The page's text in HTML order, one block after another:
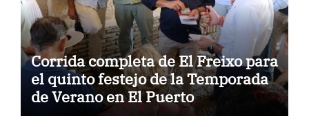
Corrida completa de El Freixo para
el quinto festejo de la Temporada
de Verano en El Puerto